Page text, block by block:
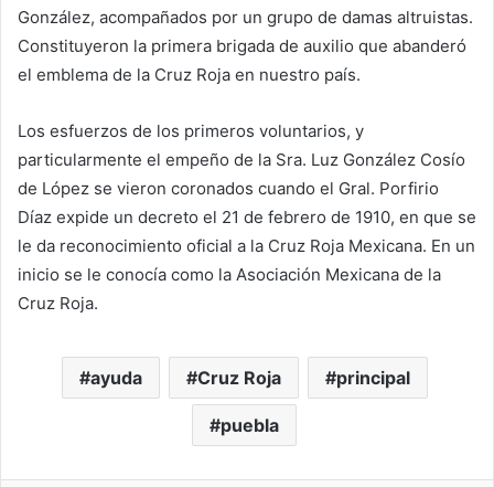
González, acompañados por un grupo de damas altruistas.
Constituyeron la primera brigada de auxilio que abanderó
el emblema de la Cruz Roja en nuestro país.
Los esfuerzos de los primeros voluntarios, y
particularmente el empeño de la Sra. Luz González Cosío
de López se vieron coronados cuando el Gral. Porfirio
Díaz expide un decreto el 21 de febrero de 1910, en que se
le da reconocimiento oficial a la Cruz Roja Mexicana. En un
inicio se le conocía como la Asociación Mexicana de la
Cruz Roja.
ayuda Cruz Roja principal
puebla